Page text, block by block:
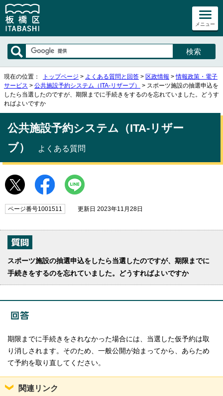
メニュー
現在の位置： トップページ > よくある質問と回答 > 区政情報 >情報政策・電子
サービス > 公共施設予約システム（ITA-リザーブ）
> スポーツ施設の抽選申込を
したら当選したのですが、期限までに手続きをするのを忘れていました。どうす
ればよいですか
公共施設予約システム（ITA-リザー
ブ）
よくある質問
ページ番号1001511 更新日 2023年11月28日
スポーツ施設の抽選申込をしたら当選したのですが、期限までに
手続きをするのを忘れていました。どうすればよいですか
期限までに手続きをされなかった場合には、当選した仮予約は取
り消しされます。そのため、一般公開が始まってから、あらため
て予約を取り直してください。
関連リンク